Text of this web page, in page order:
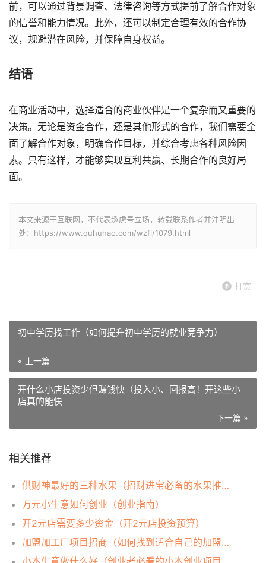
前，可以通过背景调查、法律咨询等方式提前了解合作对象
的信誉和能力情况。此外，还可以制定合理有效的合作协
议，规避潜在风险，并保障自身权益。
结语
在商业活动中，选择适合的商业伙伴是一个复杂而又重要的
决策。无论是资金合作，还是其他形式的合作，我们需要全
面了解合作对象，明确合作目标，并综合考虑各种风险因
素。只有这样，才能够实现互利共赢、长期合作的良好局
面。
本文来源于互联网，不代表趣虎号立场，转载联系作者并注明出
处：https://www.quhuhao.com/wzfl/1079.html
打赏
初中学历找工作（如何提升初中学历的就业竞争力）
« 上一篇
开什么小店投资少但赚钱快（投入小、回报高！开这些小
店真的能快
下一篇 »
相关推荐
供财神最好的三种水果（招财进宝必备的水果推荐）
万元小生意如何创业（创业指南）
开2元店需要多少资金（开2元店投资预算）
加盟加工厂项目招商（如何找到适合自己的加盟加工厂项目？）